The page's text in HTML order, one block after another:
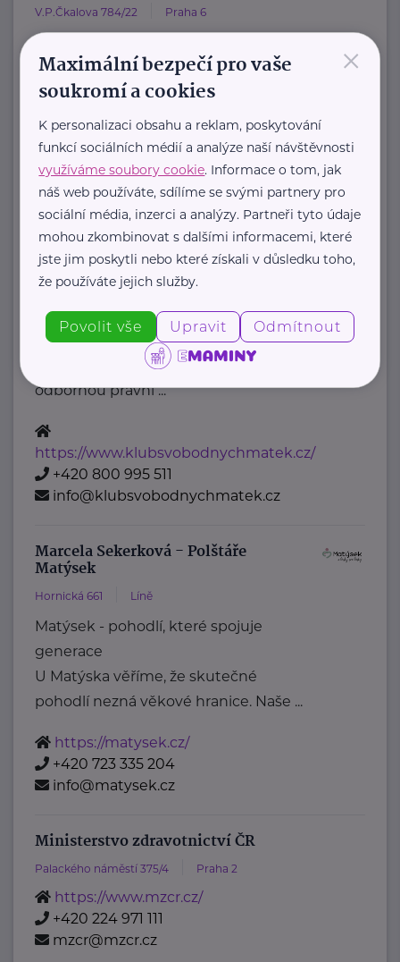
V.P.Čkalova 784/22 Praha 6
nezisková organizace, která již více
než 20 let podporuje ...
https://www.hostcz.org/
+420 776 556 829
produkce@hostcz.org
Klub svobodných matek z.s.
Dukelských hrdinů 34 Praha 7
"Pomáháme rodičům a jejich dětem."
Rodinám samoživitelů z celé ČR
poskytujeme finanční, materiální,
odbornou právní ...
https://www.klubsvobodnychmatek.cz/
+420 800 995 511
info@klubsvobodnychmatek.cz
Marcela Sekerková - Polštáře
Matýsek
Hornická 661 Líně
Matýsek - pohodlí, které spojuje
generace
U Matýska věříme, že skutečné
pohodlí nezná věkové hranice. Naše ...
https://matysek.cz/
+420 723 335 204
info@matysek.cz
Ministerstvo zdravotnictví ČR
Palackého náměstí 375/4 Praha 2
https://www.mzcr.cz/
+420 224 971 111
mzcr@mzcr.cz
×
Maximální bezpečí pro vaše
soukromí a cookies
K personalizaci obsahu a reklam, poskytování
funkcí sociálních médií a analýze naší návštěvnosti
využíváme soubory cookie. Informace o tom, jak
náš web používáte, sdílíme se svými partnery pro
sociální média, inzerci a analýzy. Partneři tyto údaje
mohou zkombinovat s dalšími informacemi, které
jste jim poskytli nebo které získali v důsledku toho,
že používáte jejich služby.
Povolit vše Upravit Odmítnout